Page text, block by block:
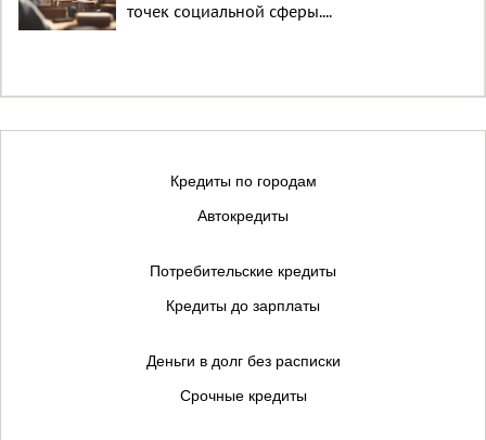
точек социальной сферы....
Кредиты по городам
Автокредиты
Потребительские кредиты
Кредиты до зарплаты
Деньги в долг без расписки
Срочные кредиты